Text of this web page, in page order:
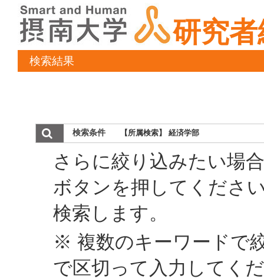
研究
検索結果
検索条件 【所属検索】 経済学部
さらに絞り込みたい場
ボタンを押してくださ
検索します。
※ 複数のキーワードで
で区切って入力してく